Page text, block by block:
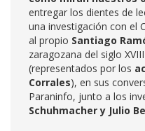
entregar los dientes de
una investigación con el
al propio Santiago
zaragozana del siglo XVIII
(representados por los
Corrales), en sus
Paraninfo, junto a los
Schuhmacher y Julio